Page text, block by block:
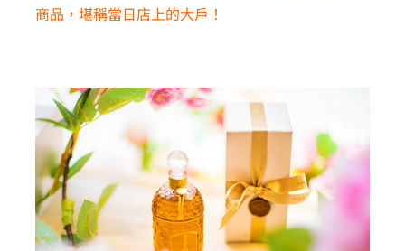
商品，堪稱當日店上的大戶！